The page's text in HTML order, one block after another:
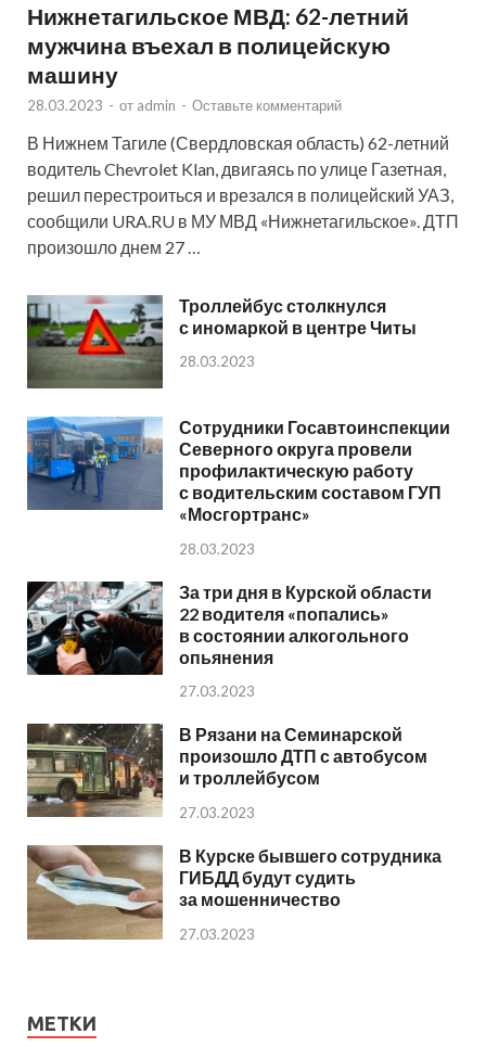
Нижнетагильское МВД: 62-летний
мужчина въехал в полицейскую
машину
28.03.2023 - от admin - Оставьте комментарий
В Нижнем Тагиле (Свердловская область) 62-летний
водитель Chevrolet Klan, двигаясь по улице Газетная,
решил перестроиться и врезался в полицейский УАЗ,
сообщили URA.RU в МУ МВД «Нижнетагильское». ДТП
произошло днем 27 …
Троллейбус столкнулся
с иномаркой в центре Читы
28.03.2023
Сотрудники Госавтоинспекции
Северного округа провели
профилактическую работу
с водительским составом ГУП
«Мосгортранс»
28.03.2023
За три дня в Курской области
22 водителя «попались»
в состоянии алкогольного
опьянения
27.03.2023
В Рязани на Семинарской
произошло ДТП с автобусом
и троллейбусом
27.03.2023
В Курске бывшего сотрудника
ГИБДД будут судить
за мошенничество
27.03.2023
МЕТКИ